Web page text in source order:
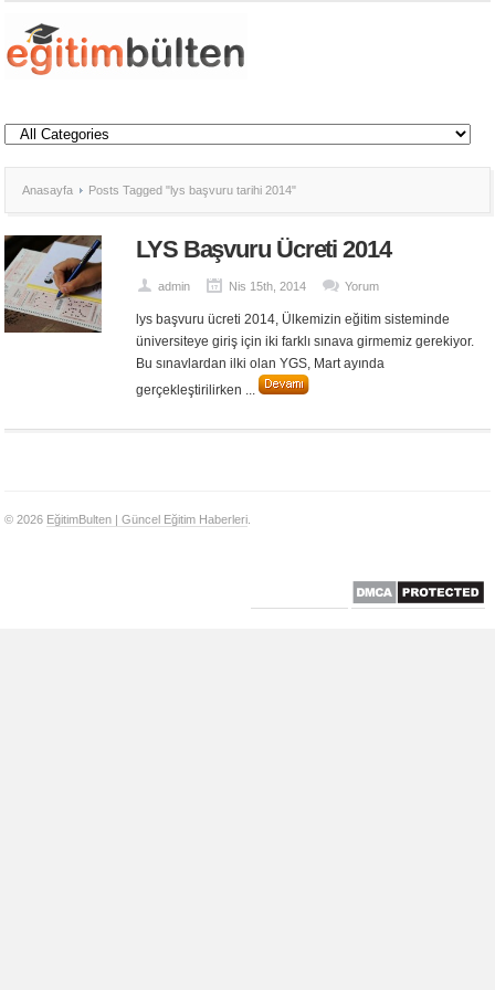
Anasayfa Posts Tagged "lys başvuru tarihi 2014"
LYS Başvuru Ücreti 2014
admin Nis 15th, 2014 Yorum
lys başvuru ücreti 2014, Ülkemizin eğitim sisteminde
üniversiteye giriş için iki farklı sınava girmemiz gerekiyor.
Bu sınavlardan ilki olan YGS, Mart ayında
gerçekleştirilirken ...
© 2026 EğitimBulten | Güncel Eğitim Haberleri